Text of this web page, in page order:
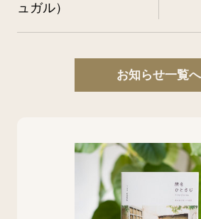
ュガル）
お知らせ一覧へ